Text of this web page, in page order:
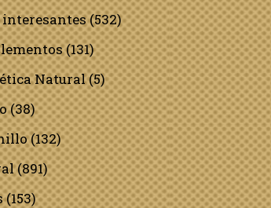
interesantes(532)
(131)
Natural(5)
(38)
(132)
(891)
(153)